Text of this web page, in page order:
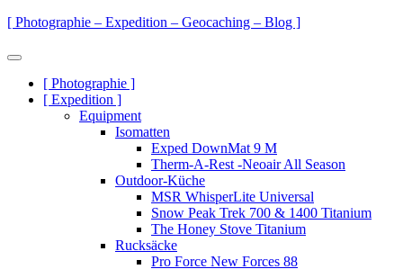
Zum
springen
[ Photographie – Expedition – Geocaching – Blog ]
Menü
Primäre
Navigation
[ Photographie ]
[ Expedition ]
Equipment
Isomatten
Exped DownMat 9 M
Therm-A-Rest -Neoair All Season
Outdoor-Küche
MSR WhisperLite Universal
Snow Peak Trek 700 & 1400 Titanium
The Honey Stove Titanium
Rucksäcke
Pro Force New Forces 88